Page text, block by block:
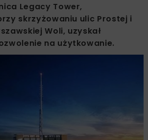
Legacy Tower,
skrzyżowaniu ulic Prostej i
Woli, uzyskał
na użytkowanie.